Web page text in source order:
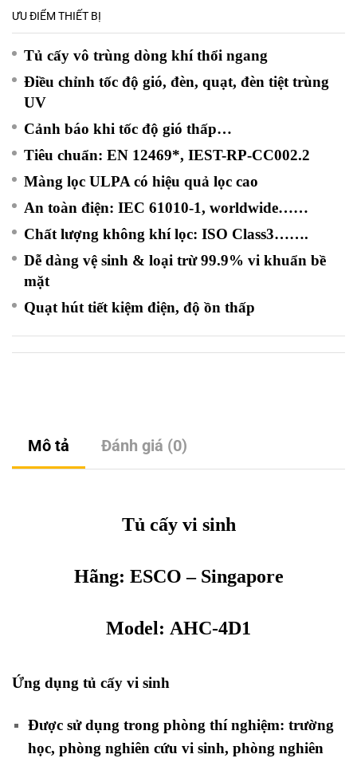
ƯU ĐIỂM THIẾT BỊ
Tủ cấy vô trùng dòng khí thổi ngang
Điều chỉnh tốc độ gió, đèn, quạt, đèn tiệt trùng
UV
Cảnh báo khi tốc độ gió thấp…
Tiêu chuẩn: EN 12469*, IEST-RP-CC002.2
Màng lọc ULPA có hiệu quả lọc cao
An toàn điện: IEC 61010-1, worldwide……
Chất lượng không khí lọc: ISO Class3…….
Dễ dàng vệ sinh & loại trừ 99.9% vi khuẩn bề
mặt
Quạt hút tiết kiệm điện, độ ồn thấp
Mô tả Đánh giá (0)
Tủ cấy vi sinh
Hãng: ESCO – Singapore
Model: AHC-4D1
Ứng dụng tủ cấy vi sinh
Được sử dụng trong phòng thí nghiệm: trường
học, phòng nghiên cứu vi sinh, phòng nghiên